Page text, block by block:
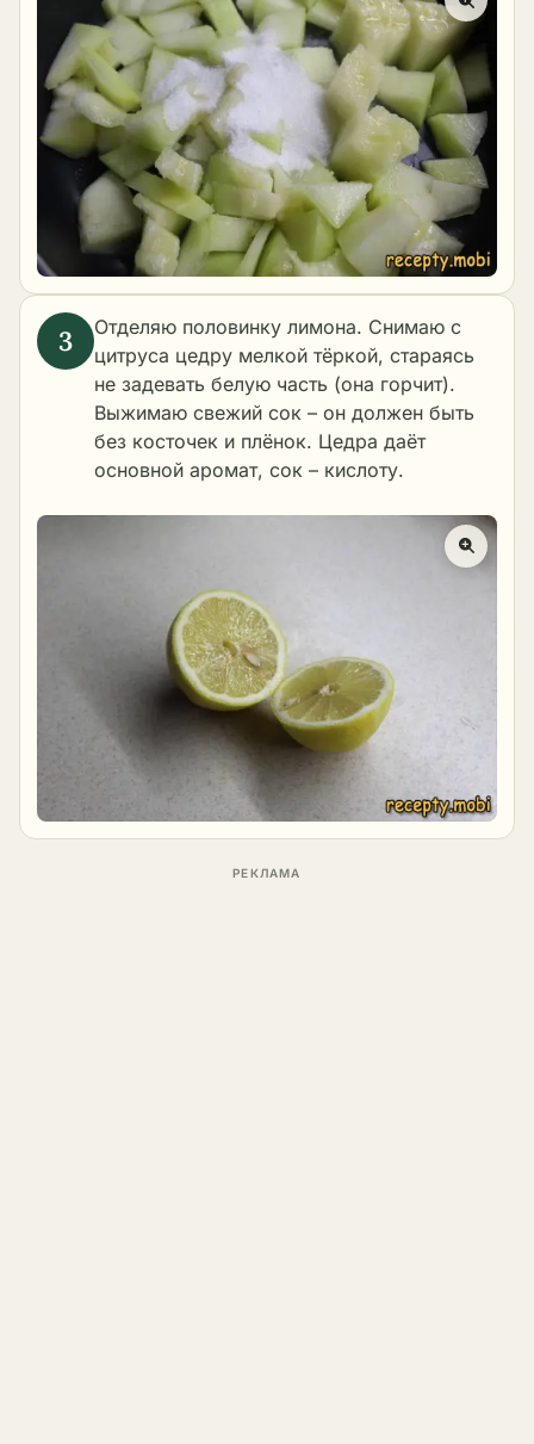
Отделяю половинку лимона. Снимаю с
цитруса цедру мелкой тёркой, стараясь
не задевать белую часть (она горчит).
Выжимаю свежий сок – он должен быть
без косточек и плёнок. Цедра даёт
основной аромат, сок – кислоту.